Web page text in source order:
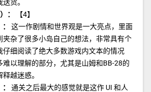
货。
：
【4】
这一作剧情和世界观是一大亮点，里面
夹杂了很多小岛自己的想法，非常具有个
仔细阅读了绝大多数游戏内文本的情况
难以理解的部分，尤其是山姆和BB-28的
越迷惑。
通关之后最大的感觉就是这作 UI 和人